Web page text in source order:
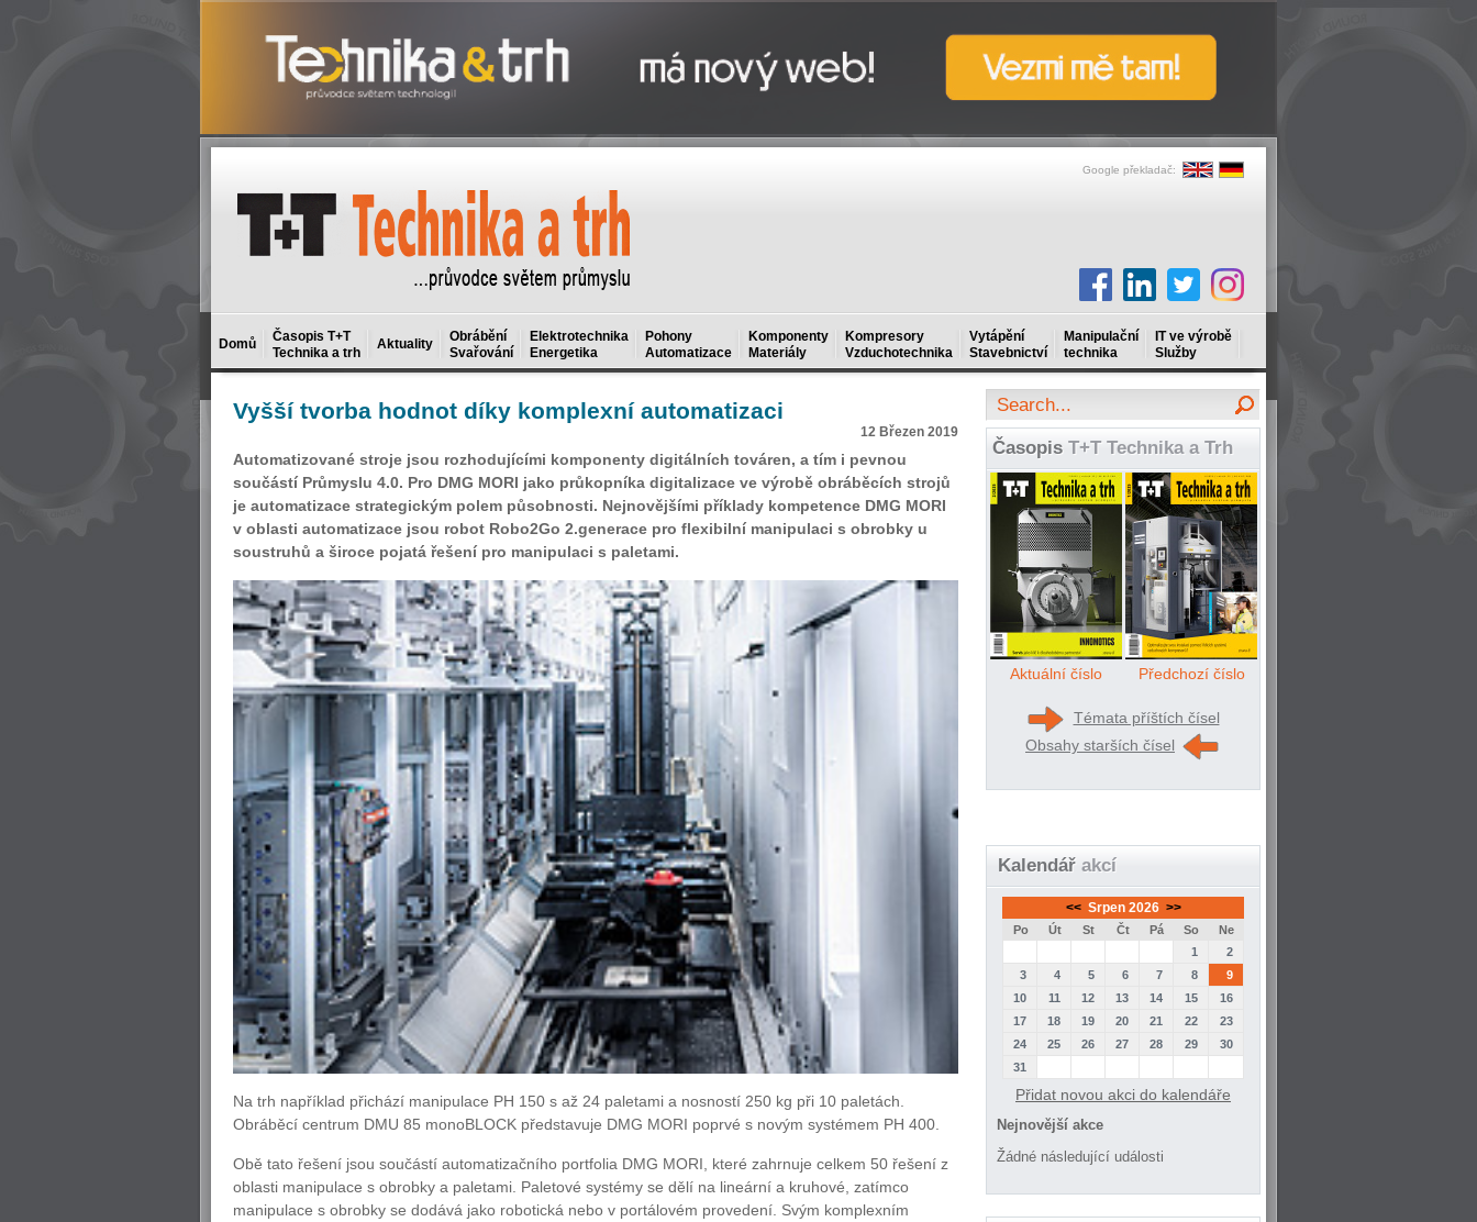
Google překladač:
Domů
Časopis T+T
Technika a trh
Aktuality
Obrábění
Svařování
Elektrotechnika
Energetika
Pohony
Automatizace
Komponenty
Materiály
Kompresory
Vzduchotechnika
Vytápění
Stavebnictví
Manipulační
technika
IT ve výrobě
Služby
Vyššítvorba hodnot díky komplexní automatizaci
12 Březen 2019
Automatizované stroje jsou rozhodujícími komponenty digitálních továren, a tím i pevnou
součástí Průmyslu 4.0. Pro DMG MORI jako průkopníka digitalizace ve výrobě obráběcích strojů
je automatizace strategickým polem působnosti. Nejnovějšími příklady kompetence DMG MORI
v oblasti automatizace jsou robot Robo2Go 2.generace pro flexibilní manipulaci s obrobky u
soustruhů a široce pojatá řešení pro manipulaci s paletami.
Na trh například přichází manipulace PH 150 s až 24 paletami a nosností 250 kg při 10 paletách.
Obráběcí centrum DMU 85 monoBLOCK představuje DMG MORI poprvé s novým systémem PH 400.
Obě tato řešení jsou součástí automatizačního portfolia DMG MORI, které zahrnuje celkem 50 řešení z
oblasti manipulace s obrobky a paletami. Paletové systémy se dělí na lineární a kruhové, zatímco
manipulace s obrobky se dodává jako robotická nebo v portálovém provedení. Svým komplexním
Časopis T+T Technika a Trh
Aktuální číslo Předchozí číslo
Témata příštích čísel
Obsahy starších čísel
Kalendář akcí
<< Srpen 2026 >>
Po Út St Čt Pá So
Ne
1
2
3
4 5 6 7 8
9
10
11 12 13 14 15
16
17
18 19 20 21 22
23
24
25 26 27 28 29
30
31
Přidat novou akci do kalendáře
Nejnovější akce
Žádné následující události